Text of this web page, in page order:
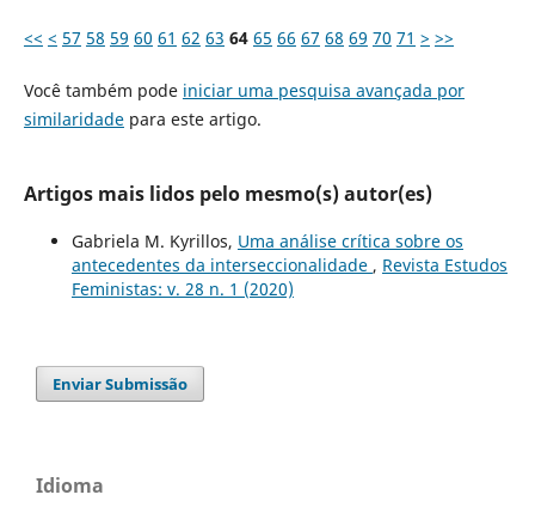
<< < 57 58 59 60 61 62 63 64 65 66 67 68 69 70 71 > >>
Você também pode iniciar uma pesquisa avançada por
similaridadepara este artigo.
Artigos mais lidos pelo mesmo(s) autor(es)
Gabriela M. Kyrillos, Uma análise crítica sobre os
antecedentes da interseccionalidade , Revista Estudos
Feministas: v. 28 n. 1 (2020)
Enviar Submissão
Idioma